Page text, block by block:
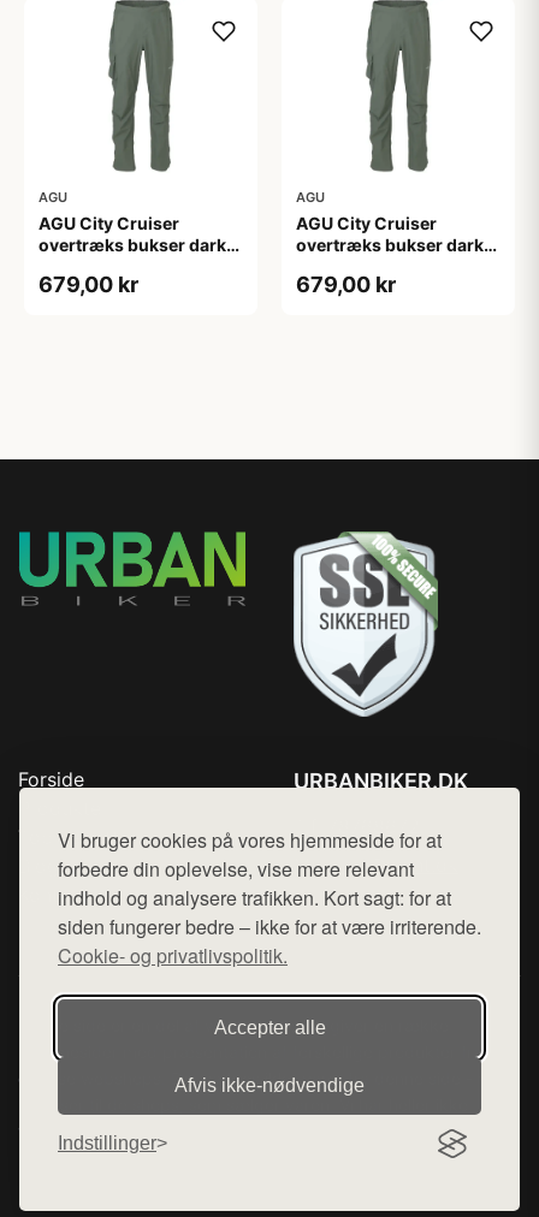
Vi bruger cookies på vores hjemmeside for at
forbedre din oplevelse, vise mere relevant
indhold og analysere trafikken. Kort sagt: for at
siden fungerer bedre – ikke for at være irriterende.
Cookie- og privatlivspolitik.
Accepter alle
Afvis ikke‑nødvendige
Indstillinger
AGU
AGU City Cruiser
overtræks bukser dark
679,00 kr
AGU
AGU City Cruiser
overtræks bukser dark
679,00 kr
Forside
Top Rabatter
Blog
Kontakt
URBANBIKER.DK
Mail: hej@want.dk
Cookie- og privatlivspolitik
Denne side er en del af want.dk, der udgiver en række
hjemmesider med præsentation af forskellige produkter fra
diverse webshops. Der sælges ikke varer fra denne side - vi
varerne på lager.